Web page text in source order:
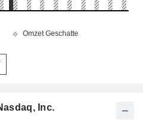
Inc.